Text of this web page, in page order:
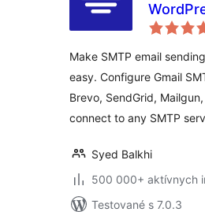
and
365,
Custom
more
Make SMTP email
easy. Configure Gmail
Brevo, SendGrid,
connect to any SMTP
Syed Balkhi
500 000+ aktívnych
Testované s 7.0.3